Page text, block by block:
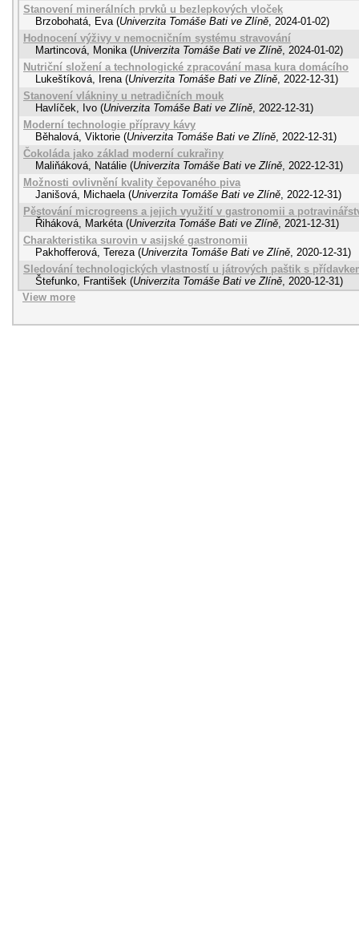
Stanovení minerálních prvků u bezlepkových vloček
Brzobohatá, Eva (Univerzita Tomáše Bati ve Zlíně, 2024-01-02)
Hodnocení výživy v nemocničním systému stravování
Martincová, Monika (Univerzita Tomáše Bati ve Zlíně, 2024-01-02)
Nutriční složení a technologické zpracování masa kura domácího
Lukeštíková, Irena (Univerzita Tomáše Bati ve Zlíně, 2022-12-31)
Stanovení vlákniny u netradičních mouk
Havlíček, Ivo (Univerzita Tomáše Bati ve Zlíně, 2022-12-31)
Moderní technologie přípravy kávy
Běhalová, Viktorie (Univerzita Tomáše Bati ve Zlíně, 2022-12-31)
Čokoláda jako základ moderní cukrařiny
Maliňáková, Natálie (Univerzita Tomáše Bati ve Zlíně, 2022-12-31)
Možnosti ovlivnění kvality čepovaného piva
Janišová, Michaela (Univerzita Tomáše Bati ve Zlíně, 2022-12-31)
Pěstování microgreens a jejich využití v gastronomii a
Řiháková, Markéta (Univerzita Tomáše Bati ve Zlíně, 2021-12-31)
Charakteristika surovin v asijské gastronomii
Pakhofferová, Tereza (Univerzita Tomáše Bati ve Zlíně, 2020-12-31)
Sledování technologických vlastností u játrových paštik s
Štefunko, František (Univerzita Tomáše Bati ve Zlíně, 2020-12-31)
View more